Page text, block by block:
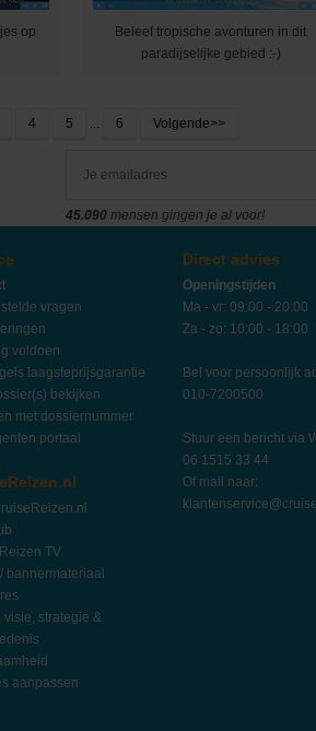
op
Beleef tropische avonturen in dit
paradijselijke gebied :-)
4 5 ... 6 Volgende>>
45.090 mensen gingen je al voor!
vragen
voldoen
laagsteprijsgarantie
bekijken
met dossiernummer
portaal
TV
bannermateriaal
visie, strategie &
aanpassen
Direct advies
Openingstijden
Ma - vr: 09:00 - 20:00
Za - zo: 10:00 - 18:00
Bel voor persoonlijk
010-7200500
Stuur een bericht via
06 1515 33 44
Of mail naar: